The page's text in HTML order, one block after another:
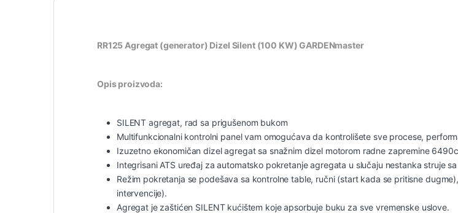
RR125 Agregat (generator) Dizel Silent (100 KW) GARDENmaster
Opis proizvoda:
SILENT agregat, rad sa prigušenom bukom
Multifunkcionalni kontrolni panel vam omogućava da kontrolišete sve procese,
Izuzetno ekonomičan dizel agregat sa snažnim dizel motorom radne zapremine
Integrisani ATS uređaj za automatsko pokretanje agregata u slučaju nestanka struje
Režim pokretanja se podešava sa kontrolne table, ručni (start kada se pritisne
intervencije).
Agregat je zaštićen SILENT kućištem koje apsorbuje buku za sve vremenske uslove.